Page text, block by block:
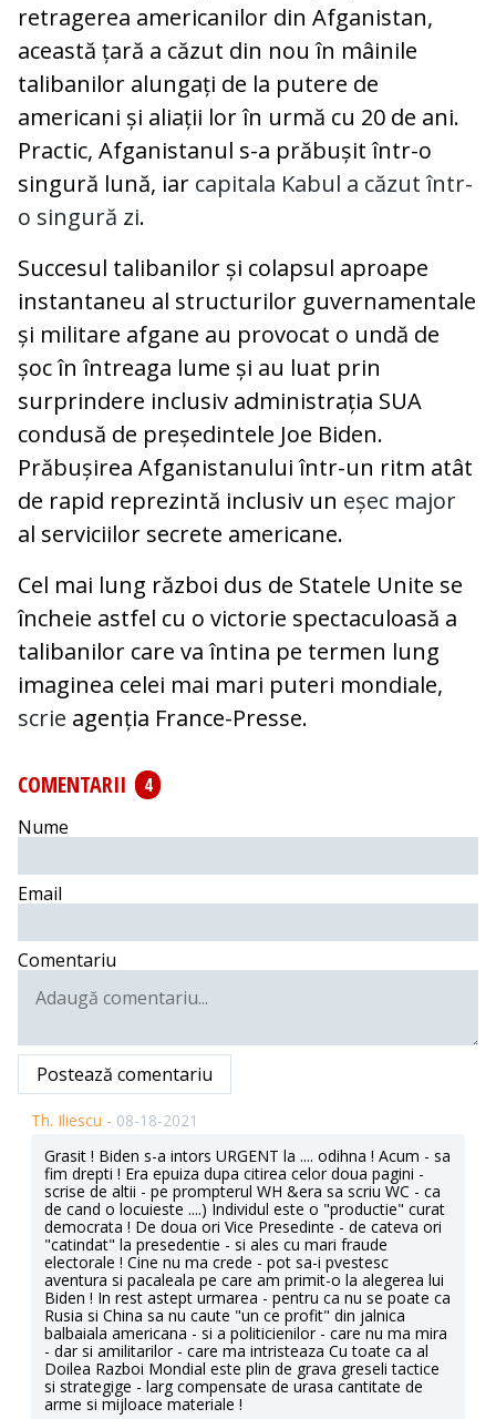
retragerea americanilor din Afganistan,
această țară a căzut din nou în mâinile
talibanilor alungați de la putere de
americani și aliații lor în urmă cu 20 de ani.
Practic, Afganistanul s-a prăbușit într-o
singură lună, iar capitala Kabul a căzut într-
o singură zi.
Succesul talibanilor și colapsul aproape
instantaneu al structurilor guvernamentale
și militare afgane au provocat o undă de
șoc în întreaga lume și au luat prin
surprindere inclusiv administrația SUA
condusă de președintele Joe Biden.
Prăbușirea Afganistanului într-un ritm atât
de rapid reprezintă inclusiv un eșec major
al serviciilor secrete americane.
Cel mai lung război dus de Statele Unite se
încheie astfel cu o victorie spectaculoasă a
talibanilor care va întina pe termen lung
imaginea celei mai mari puteri mondiale,
scrie agenția France-Presse.
COMENTARII
4
Nume
Email
Comentariu
Postează comentariu
Th. Iliescu - 08-18-2021
Grasit ! Biden s-a intors URGENT la .... odihna ! Acum - sa
fim drepti ! Era epuiza dupa citirea celor doua pagini -
scrise de altii - pe prompterul WH &era sa scriu WC - ca
de cand o locuieste ....) Individul este o "productie" curat
democrata ! De doua ori Vice Presedinte - de cateva ori
"catindat" la presedentie - si ales cu mari fraude
electorale ! Cine nu ma crede - pot sa-i pvestesc
aventura si pacaleala pe care am primit-o la alegerea lui
Biden ! In rest astept urmarea - pentru ca nu se poate ca
Rusia si China sa nu caute "un ce profit" din jalnica
balbaiala americana - si a politicienilor - care nu ma mira
- dar si amilitarilor - care ma intristeaza Cu toate ca al
Doilea Razboi Mondial este plin de grava greseli tactice
si strategige - larg compensate de urasa cantitate de
arme si mijloace materiale !